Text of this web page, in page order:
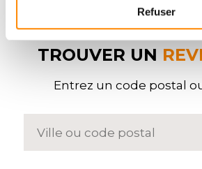
Refuser
TROUVER UN
Entrez un code postal